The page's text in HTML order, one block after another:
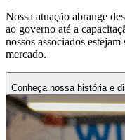
Nossa atuação abrange
ao governo até a
nossos associados
mercado.
Conheça nossa história e